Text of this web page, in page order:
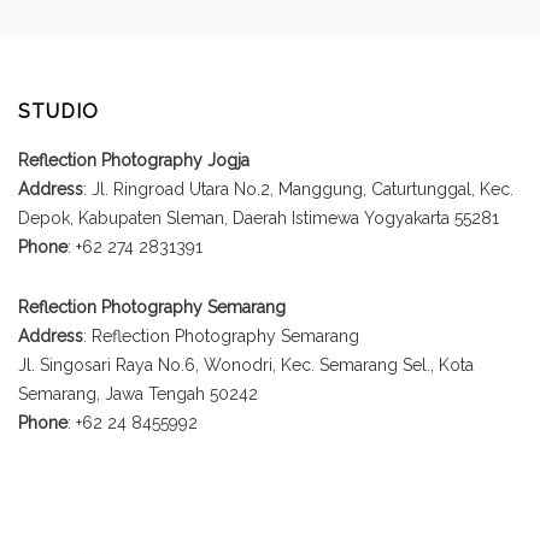
STUDIO
Reflection Photography Jogja
Address: Jl. Ringroad Utara No.2, Manggung, Caturtunggal, Kec.
Depok, Kabupaten Sleman, Daerah Istimewa Yogyakarta 55281
Phone: +62 274 2831391
Reflection Photography Semarang
Address: Reflection Photography Semarang
Jl. Singosari Raya No.6, Wonodri, Kec. Semarang Sel., Kota
Semarang, Jawa Tengah 50242
Phone: +62 24 8455992